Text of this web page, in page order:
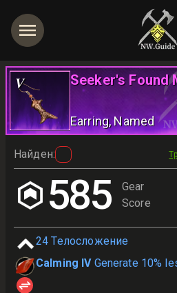
V Seeker's Found
Earring, Named
Найден:
585
Gear
Score
24 Телосложение
Calming IV Generate 10%